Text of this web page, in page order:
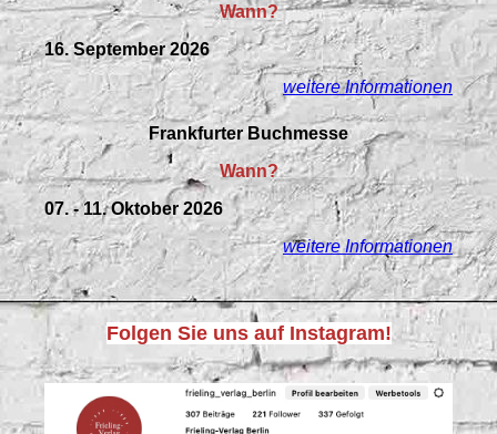
Wann?
16. September 2026
weitere Informationen
Frankfurter Buchmesse
Wann?
07. - 11. Oktober 2026
weitere Informationen
Folgen Sie uns auf Instagram!